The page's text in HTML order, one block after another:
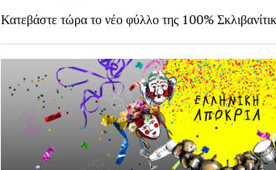
Κατεβάστε τώρα το νέο φύλλο της 100%